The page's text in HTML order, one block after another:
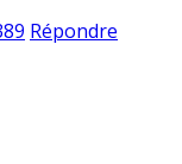
Répondre